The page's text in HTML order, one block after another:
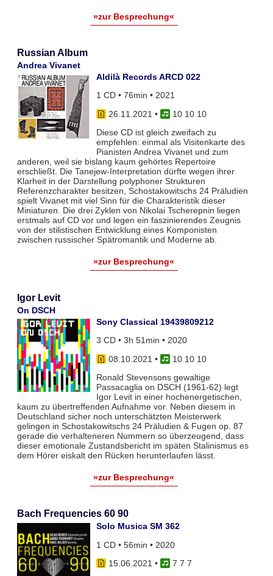
»zur Besprechung«
Russian Album
Andrea Vivanet
Aldilà Records ARCD 022
1 CD • 76min • 2021
26.11.2021 •
10 10 10
Diese CD ist gleich zweifach zu
empfehlen: einmal als Visitenkarte des
Pianisten Andrea Vivanet und zum
anderen, weil sie bislang kaum gehörtes Repertoire
erschließt. Die Tanejew-Interpretation dürfte wegen ihrer
Klarheit in der Darstellung polyphoner Strukturen
Referenzcharakter besitzen, Schostakowitschs 24 Präludien
spielt Vivanet mit viel Sinn für die Charakteristik dieser
Miniaturen. Die drei Zyklen von Nikolai Tscherepnin liegen
erstmals auf CD vor und legen ein faszinierendes Zeugnis
von der stilistischen Entwicklung eines Komponisten
zwischen russischer Spätromantik und Moderne ab.
»zur Besprechung«
Igor Levit
On DSCH
Sony Classical 19439809212
3 CD • 3h 51min • 2020
08.10.2021 •
10 10 10
Ronald Stevensons gewaltige
Passacaglia on DSCH (1961-62) legt
Igor Levit in einer hochenergetischen,
kaum zu übertreffenden Aufnahme vor. Neben diesem in
Deutschland sicher noch unterschätzten Meisterwerk
gelingen in Schostakowitschs 24 Präludien & Fugen op. 87
gerade die verhalteneren Nummern so überzeugend, dass
dieser emotionale Zustandsbericht im späten Stalinismus es
dem Hörer eiskalt den Rücken herunterlaufen lässt.
»zur Besprechung«
Bach Frequencies 60 90
Solo Musica SM 362
1 CD • 56min • 2020
15.06.2021 •
7 7 7